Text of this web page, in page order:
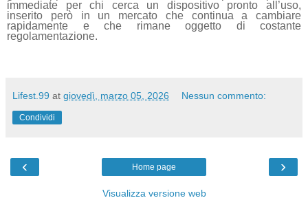
immediate per chi cerca un dispositivo pronto all’uso,
inserito però in un mercato che continua a cambiare
rapidamente e che rimane oggetto di costante
regolamentazione.
Lifest.99 at giovedì, marzo 05, 2026 Nessun commento:
Condividi
‹ ›
Home page
Visualizza versione web